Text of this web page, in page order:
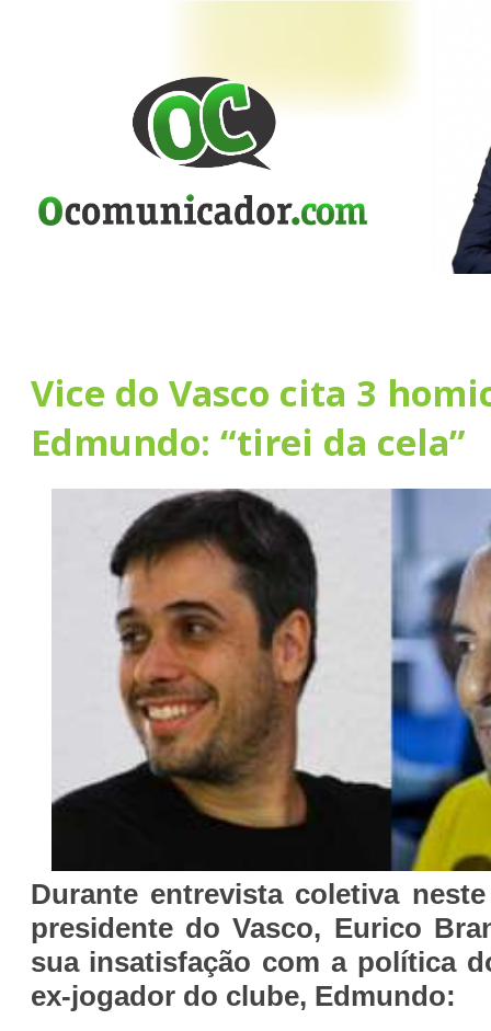
Vice do Vasco cita 3
Edmundo: “tirei da cela”
Durante entrevista coletiva
presidente do Vasco, Eurico
sua insatisfação com a política
ex-jogador do clube, Edmundo: